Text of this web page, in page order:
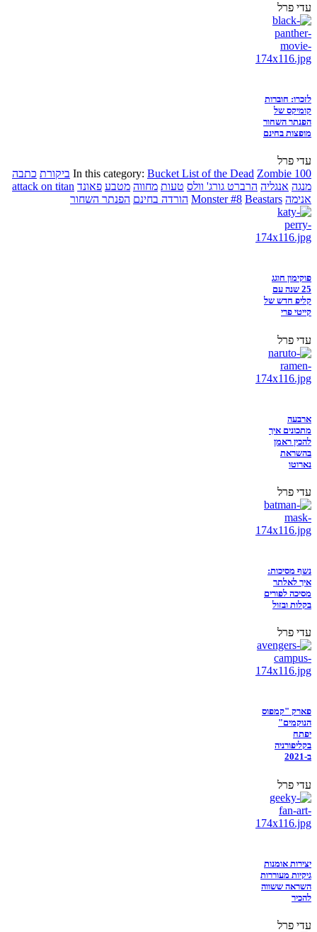
עדי פרל
לזכרו: חוברות
קומיקס של
הפנתר השחור
מופצות בחינם
עדי פרל
In this category: Bucket List of the Dead Zombie 100 ביקורת כתבה
מנגה אנגליה הרברט גורג' וולס טעות מחווה מטבע פאונד attack on titan
אנימה
Monster #8 Beastars הורדה בחינם הפנתר השחור
פוקימון חוגג
25 שנה עם
קליפ חדש של
קייטי פרי
עדי פרל
ארבעה
מתכונים איך
להכין ראמן
בהשראת
נארוטו
עדי פרל
נשף מסיכות:
איך לאלתר
מסיכה לפורים
בקלות ובזול
עדי פרל
פארק "קמפוס
הנוקמים"
יפתח
בקליפורניה
ב-2021
עדי פרל
יצירות אומנות
גיקיות מעוררות
השראה ששווה
להכיר
עדי פרל